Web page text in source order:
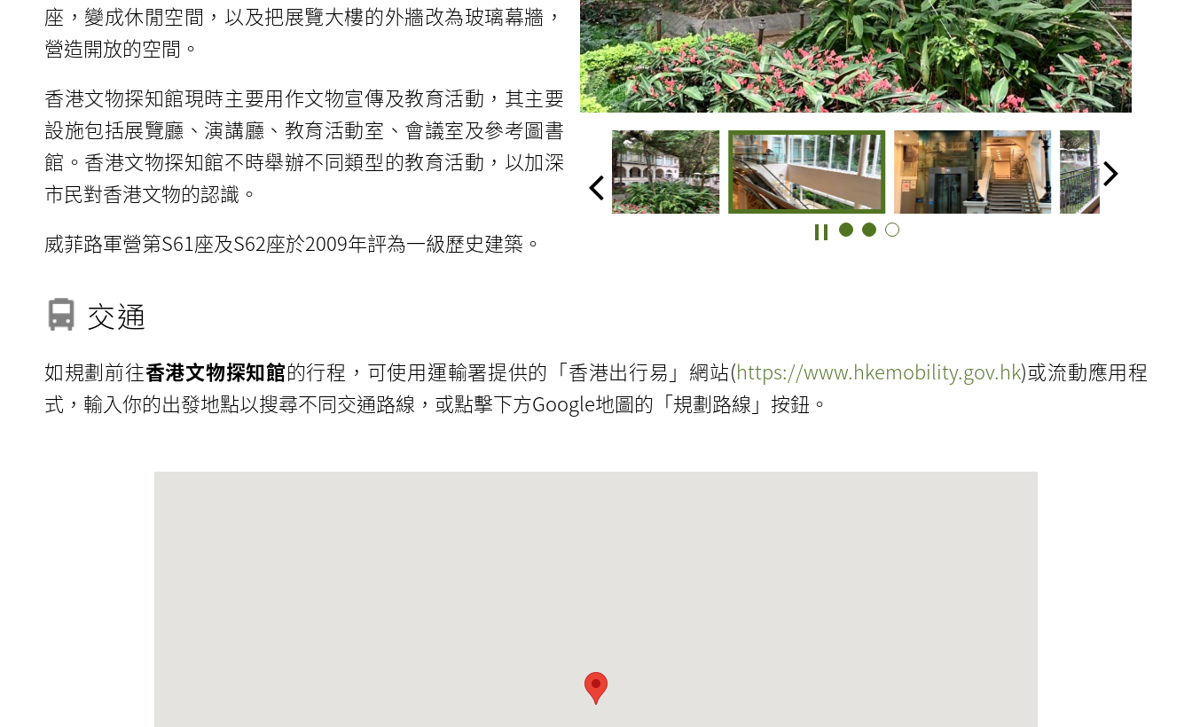
座，變成休閒空間，以及把展覽大樓的外牆改為玻璃幕牆，
營造開放的空間。
香港文物探知館現時主要用作文物宣傳及教育活動，其主要
設施包括展覽廳、演講廳、教育活動室、會議室及參考圖書
館。香港文物探知館不時舉辦不同類型的教育活動，以加深
市民對香港文物的認識。
威菲路軍營第S61座及S62座於2009年評為一級歷史建築。
交通
如規劃前往香港文物探知館的行程，可使用運輸署提供的「香港出行易」網站(https://www.hkemobility.gov.hk)或流動應用程
式，輸入你的出發地點以搜尋不同交通路線，或點擊下方Google地圖的「規劃路線」按鈕。